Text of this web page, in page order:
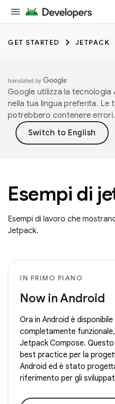
GET STARTED JETPACK
Google utilizza la
nella tua lingua preferita. Le
potrebbero contenere errori.
Esempi di
Esempi di lavoro che
Jetpack.
IN PRIMO PIANO
Now in Android
Ora in Android è
completamente
Jetpack Compose.
best practice per la
Android ed è stato
riferimento per gli